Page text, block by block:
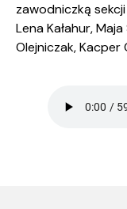
zawodniczką sekcji
Lena Kałahur,
Olejniczak, Kacper